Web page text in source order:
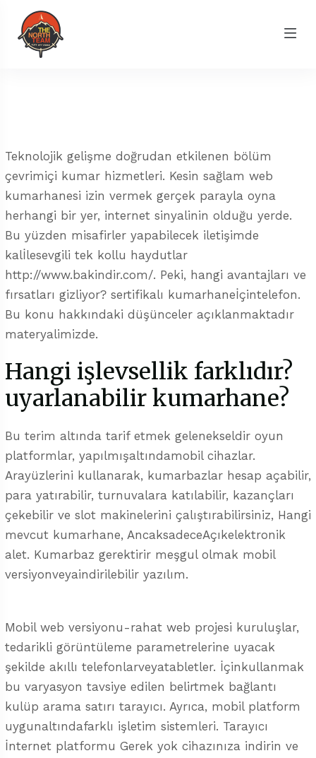
Teknolojik gelişme doğrudan etkilenen bölüm
çevrimiçi kumar hizmetleri. Kesin sağlam web
kumarhanesi izin vermek gerçek parayla oyna
herhangi bir yer, internet sinyalinin olduğu yerde.
Bu yüzden misafirler yapabilecek iletişimde
kalİlesevgili tek kollu haydutlar
http://www.bakindir.com/. Peki, hangi avantajları ve
fırsatları gizliyor? sertifikalı kumarhaneİçintelefon.
Bu konu hakkındaki düşünceler açıklanmaktadır
materyalimizde.
Hangi işlevsellik farklıdır?
uyarlanabilir kumarhane?
Bu terim altında tarif etmek gelenekseldir oyun
platformlar, yapılmışaltındamobil cihazlar.
Arayüzlerini kullanarak, kumarbazlar hesap açabilir,
para yatırabilir, turnuvalara katılabilir, kazançları
çekebilir ve slot makinelerini çalıştırabilirsiniz, Hangi
mevcut kumarhane, AncaksadeceAçıkelektronik
alet. Kumarbaz gerektirir meşgul olmak mobil
versiyonveyaindirilebilir yazılım.
Mobil web versiyonu-rahat web projesi kuruluşlar,
tedarikli görüntüleme parametrelerine uyacak
şekilde akıllı telefonlarveyatabletler. İçinkullanmak
bu varyasyon tavsiye edilen belirtmek bağlantı
kulüp arama satırı tarayıcı. Ayrıca, mobil platform
uygunaltındafarklı işletim sistemleri. Tarayıcı
İnternet platformu Gerek yok cihazınıza indirin ve